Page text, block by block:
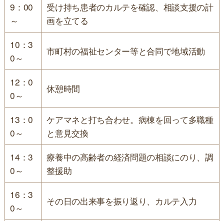
9：00
～
受け持ち患者のカルテを確認、相談支援の計
画を立てる
10：3
0～
市町村の福祉センター等と合同で地域活動
12：0
0～
休憩時間
13：0
0～
ケアマネと打ち合わせ。病棟を回って多職種
と意見交換
14：3
0～
療養中の高齢者の経済問題の相談にのり、調
整援助
16：3
0～
その日の出来事を振り返り、カルテ入力